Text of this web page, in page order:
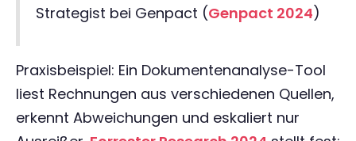
Strategist bei Genpact (Genpact 2024)
Praxisbeispiel: Ein Dokumentenanalyse-Tool
liest Rechnungen aus verschiedenen Quellen,
erkennt Abweichungen und eskaliert nur